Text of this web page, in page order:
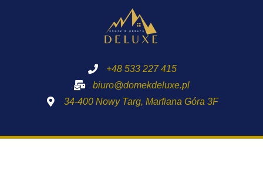
+48 533 227 415
biuro@domekdeluxe.pl
34-400 Nowy Targ, Marfiana Góra 3F